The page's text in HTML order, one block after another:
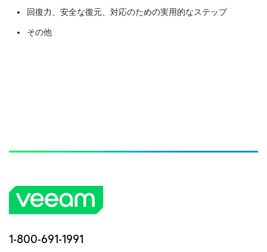
回復力、安全な復元、対応のための実用的なステップ
その他
1-800-691-1991